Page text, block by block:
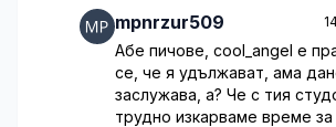
mpnrzur509
Абе пичове, cool_angel е
се, че я удължават, ама
заслужава, а? Че с тия
трудно изкарваме време за